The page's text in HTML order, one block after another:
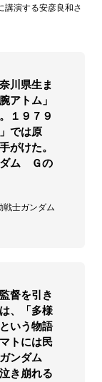
講演する安彦良和さ
川県生ま
アトム」
１９７９
では原
がけた。
ダム Ｇの
士ガンダム
督を引き
、「多様
いう物語
トには民
ンダム
き崩れる